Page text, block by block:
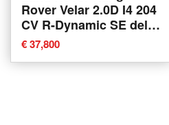
Rover Velar 2.0D I4 204
CV R-Dynamic SE del
2021 usata a Potenza
€ 37,800